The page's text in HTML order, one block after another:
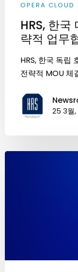
OPERA CLOUD
HRS, 한국
략적 업무
HRS, 한국 독립
전략적 MOU 체
25 3월,